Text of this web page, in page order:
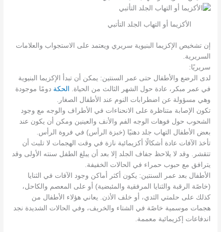
الأكزيما أو التهاب الجلد التأتبي
إن تشخيص الإكزيما البنيوية سريري ويعتمد على الاستجواب والعلامات
السريرية.
سريريًا:
لدى الرضع والأطفال حتى عمر السنتين: يمكن أن تبدأ الإكزيما البنيوية
في عمر مبكر، عادة حول الشهر الثالث من الحياة.
الحكة دومًا موجودة
وهي مسؤولة عن اضطرابات النوم عند الأطفال الصغار.
تكون الإصابة متناظرة على الانحناءات في الأطراف والوجه مع وجود
الشحوب حول فوهات الوجه الفم والأنف والعينين ومكن أن يكون عند
بعض الأطفال التهاب جلد دهنيًا (خبزة الرأس) في فروة الرأس.
تأخذ الآفات عادة أشكالًا أكزيمائية نازة في وقت الهجمات لا تلبث أن
تتقشر. وقد لا يلاحظ جفاف الجلد إلا بعد أن يبلغ الطفل سنته الأولى وقد
يترافق مع حبوب حمراء في الحالات الخفيفة.
الأطفال بعد عمر السنتين: يكون أكثر أماكن وجود الآفات في الثنايا
(خاصًة الرقبة والثنايا المرفقية والمئبضية) أو على المعصم والكاحل،
كذلك على حلمتي الثدي، أو خلف الأذن. يعاني هؤلاء الأطفال من
هجمات موسمية خاصًة في الشتاء والخريف، وفي الحالات الشديدة نجد
اندفاعات إكزيمائية معممة.